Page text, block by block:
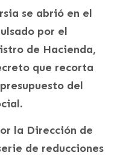
se abrió en el
por el
de Hacienda,
que recorta
del
la Dirección de
de reducciones